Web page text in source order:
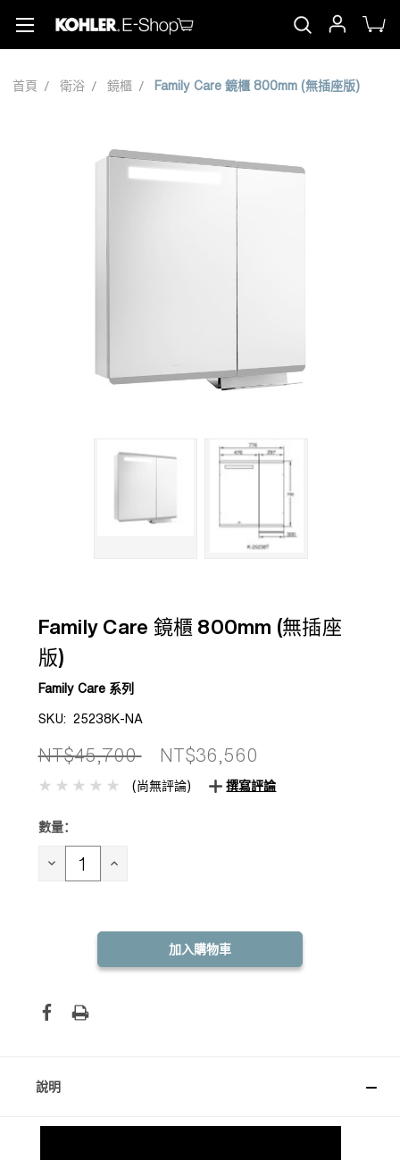
首頁 衛浴 鏡櫃 Family Care 鏡櫃 800mm (無插座版)
Family Care 鏡櫃 800mm (無插座
版)
Family Care 系列
SKU: 25238K-NA
NT$45,700 NT$36,560
(尚無評論) 撰寫評論
目前
存：
數量：
減 增
說明